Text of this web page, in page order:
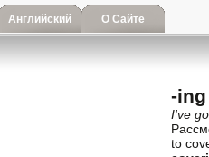
Английский О Сайте
-
I've
to